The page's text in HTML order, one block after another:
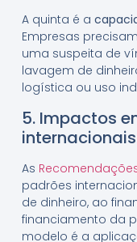
A quinta é a
Empresas
uma suspeita de
lavagem de
logística ou uso
5. Impactos
internacionais
As Recomendações
padrões
de dinheiro, ao
financiamento da
modelo é a